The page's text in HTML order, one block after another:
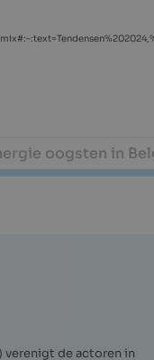
oogsten in
verenigt de actoren in